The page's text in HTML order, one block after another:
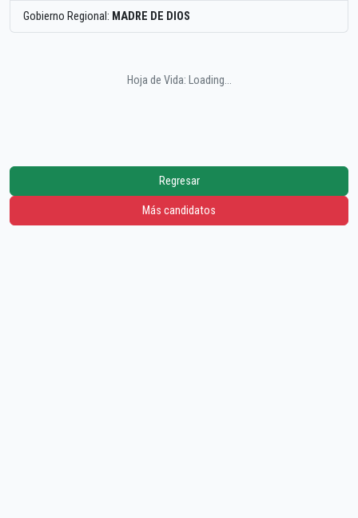
Gobierno Regional: MADRE DE DIOS
Hoja de Vida: Loading...
Regresar
Más candidatos